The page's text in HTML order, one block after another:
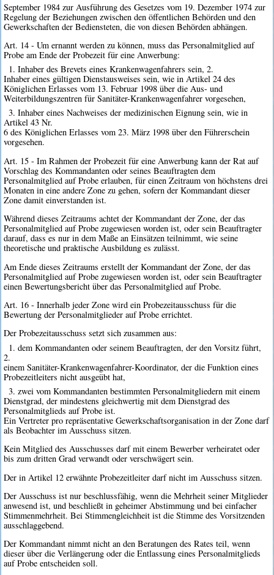
September 1984 zur Ausführung des Gesetzes vom 19. Dezember 1974 zur
Regelung der Beziehungen zwischen den öffentlichen Behörden und den
Gewerkschaften der Bediensteten, die von diesen Behörden abhängen.
Art. 14 - Um ernannt werden zu können, muss das Personalmitglied auf
Probe am Ende der Probezeit für eine Anwerbung:
1. Inhaber des Brevets eines Krankenwagenfahrers sein, 2.
Inhaber eines gültigen Dienstausweises sein, wie in Artikel 24 des
Königlichen Erlasses vom 13. Februar 1998 über die Aus- und
Weiterbildungszentren für Sanitäter-Krankenwagenfahrer vorgesehen,
3. Inhaber eines Nachweises der medizinischen Eignung sein, wie in
Artikel 43 Nr.
6 des Königlichen Erlasses vom 23. März 1998 über den Führerschein
vorgesehen.
Art. 15 - Im Rahmen der Probezeit für eine Anwerbung kann der Rat auf
Vorschlag des Kommandanten oder seines Beauftragten dem
Personalmitglied auf Probe erlauben, für einen Zeitraum von höchstens drei
Monaten in eine andere Zone zu gehen, sofern der Kommandant dieser
Zone damit einverstanden ist.
Während dieses Zeitraums achtet der Kommandant der Zone, der das
Personalmitglied auf Probe zugewiesen worden ist, oder sein Beauftragter
darauf, dass es nur in dem Maße an Einsätzen teilnimmt, wie seine
theoretische und praktische Ausbildung es zulässt.
Am Ende dieses Zeitraums erstellt der Kommandant der Zone, der das
Personalmitglied auf Probe zugewiesen worden ist, oder sein Beauftragter
einen Bewertungsbericht über das Personalmitglied auf Probe.
Art. 16 - Innerhalb jeder Zone wird ein Probezeitausschuss für die
Bewertung der Personalmitglieder auf Probe errichtet.
Der Probezeitausschuss setzt sich zusammen aus:
1. dem Kommandanten oder seinem Beauftragten, der den Vorsitz führt,
2.
einem Sanitäter-Krankenwagenfahrer-Koordinator, der die Funktion eines
Probezeitleiters nicht ausgeübt hat,
3. zwei vom Kommandanten bestimmten Personalmitgliedern mit einem
Dienstgrad, der mindestens gleichwertig mit dem Dienstgrad des
Personalmitglieds auf Probe ist.
Ein Vertreter pro repräsentative Gewerkschaftsorganisation in der Zone darf
als Beobachter im Ausschuss sitzen.
Kein Mitglied des Ausschusses darf mit einem Bewerber verheiratet oder
bis zum dritten Grad verwandt oder verschwägert sein.
Der in Artikel 12 erwähnte Probezeitleiter darf nicht im Ausschuss sitzen.
Der Ausschuss ist nur beschlussfähig, wenn die Mehrheit seiner Mitglieder
anwesend ist, und beschließt in geheimer Abstimmung und bei einfacher
Stimmenmehrheit. Bei Stimmengleichheit ist die Stimme des Vorsitzenden
ausschlaggebend.
Der Kommandant nimmt nicht an den Beratungen des Rates teil, wenn
dieser über die Verlängerung oder die Entlassung eines Personalmitglieds
auf Probe entscheiden soll.